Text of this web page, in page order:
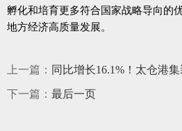
孵化和培育更多符合国家战略导向的
地方经济高质量发展。
上一篇： 同比增长16.1%！太仓港
下一篇： 最后一页